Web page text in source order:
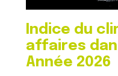
6
o
n
s
o
m
m
Indice du
affaires
Année 2026